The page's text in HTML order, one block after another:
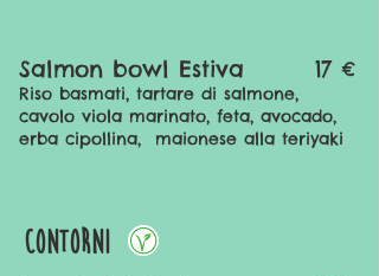
Salmon bowl Estiva 17 €
Riso basmati, tartare di salmone,
cavolo viola marinato, feta, avocado,
erba cipollina, maionese alla teriyaki
contorni